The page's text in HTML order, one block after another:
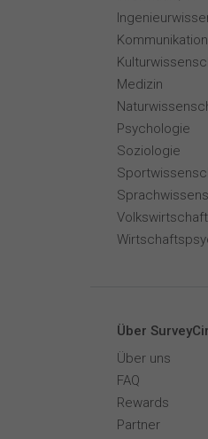
Medizin
Psychologie
Soziologie
Über
Über uns
FAQ
Rewards
Partner